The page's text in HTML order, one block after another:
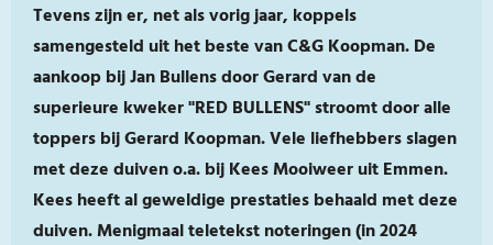
Tevens zijn er, net als vorig jaar, koppels
samengesteld uit het beste van C&G Koopman. De
aankoop bij Jan Bullens door Gerard van de
superieure kweker "RED BULLENS" stroomt door alle
toppers bij Gerard Koopman. Vele liefhebbers slagen
met deze duiven o.a. bij Kees Mooiweer uit Emmen.
Kees heeft al geweldige prestaties behaald met deze
duiven. Menigmaal teletekst noteringen (in 2024